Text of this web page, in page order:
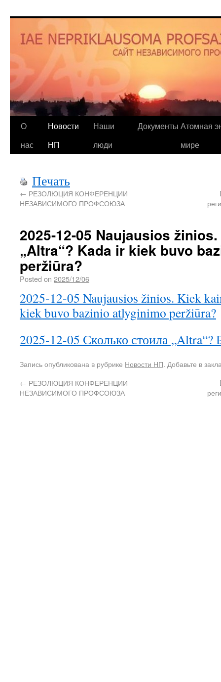
О
нас
Новости
НП
Наши
люди
Документы Атомная
мире
Печать
← РЕЗОЛЮЦИЯ КОНФЕРЕНЦИИ
НЕЗАВИСИМОГО ПРОФСОЮЗА
2025-12-05 Naujausios
„Altra“? Kada ir kiek buvo
peržiūra?
Posted on 2025/12/06
2025-12-05 Naujausios žinios. Kiek
kiek buvo bazinio atlyginimo peržiūra?
2025-12-05 Сколько стоила „Altra“?
Запись опубликована в рубрике Новости НП. Добавьте в
← РЕЗОЛЮЦИЯ КОНФЕРЕНЦИИ
НЕЗАВИСИМОГО ПРОФСОЮЗА